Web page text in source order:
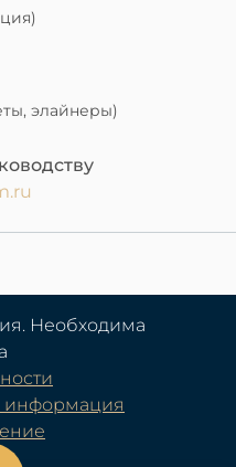
элайнеры)
Необходима
информация